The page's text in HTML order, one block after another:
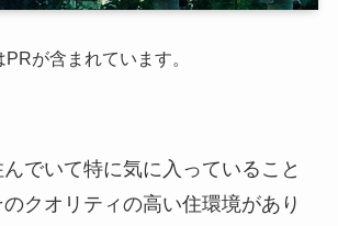
が含まれています。
でいて特に気に入っていること
クオリティの高い住環境があり